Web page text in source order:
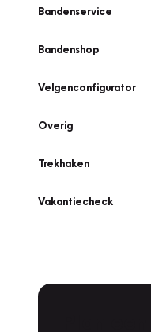
Bandenservice
Bandenshop
Velgenconfigurator
Overig
Trekhaken
Vakantiecheck